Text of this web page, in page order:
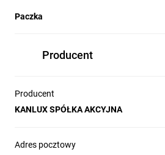
Paczka
Producent
Producent
KANLUX SPÓŁKA AKCYJNA
Adres pocztowy